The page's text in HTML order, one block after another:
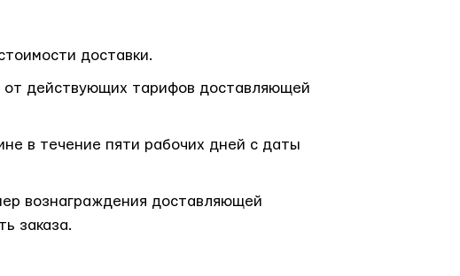
доставки.
от действующих тарифов доставляющей
в течение пяти рабочих дней с даты
вознаграждения доставляющей
заказа.